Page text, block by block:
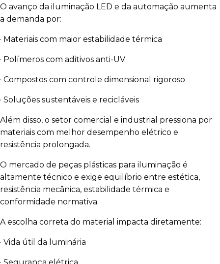
O avanço da iluminação LED e da automação aumenta
a demanda por:
· Materiais com maior estabilidade térmica
· Polímeros com aditivos anti-UV
· Compostos com controle dimensional rigoroso
· Soluções sustentáveis e recicláveis
Além disso, o setor comercial e industrial pressiona por
materiais com melhor desempenho elétrico e
resistência prolongada.
O mercado de peças plásticas para iluminação é
altamente técnico e exige equilíbrio entre estética,
resistência mecânica, estabilidade térmica e
conformidade normativa.
A escolha correta do material impacta diretamente:
· Vida útil da luminária
· Segurança elétrica